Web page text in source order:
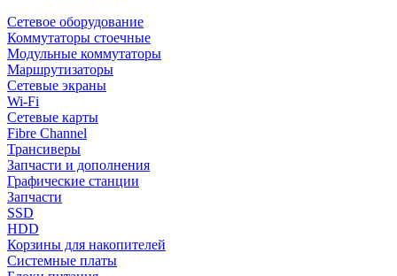
Сетевое оборудование
Коммутаторы стоечные
Модульные коммутаторы
Маршрутизаторы
Сетевые экраны
Wi-Fi
Сетевые карты
Fibre Channel
Трансиверы
Запчасти и дополнения
Графические станции
Запчасти
SSD
HDD
Корзины для накопителей
Системные платы